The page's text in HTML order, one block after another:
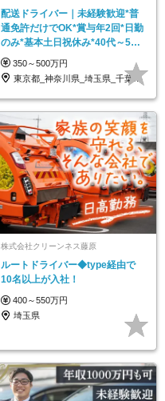
配送ドライバー｜未経験歓迎*普
通免許だけでOK*賞与年2回*日勤
のみ*基本土日祝休み*40代～50
代活躍
350～500万円
東京都_神奈川県_埼玉県_千葉県_大阪府…
株式会社クリーンネス藤原
ルートドライバー◆type経由で
10名以上が入社！
400～550万円
埼玉県